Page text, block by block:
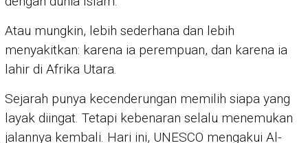
Atau mungkin, lebih sederhana dan lebih
menyakitkan: karena ia perempuan, dan karena ia
lahir di Afrika Utara.
Sejarah punya kecenderungan memilih siapa yang
layak diingat. Tetapi kebenaran selalu menemukan
jalannya kembali. Hari ini, UNESCO mengakui Al-